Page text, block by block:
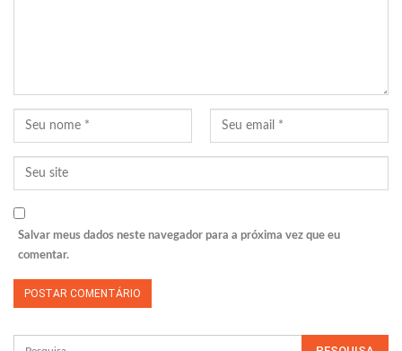
Salvar meus dados neste navegador para a próxima vez que eu
comentar.